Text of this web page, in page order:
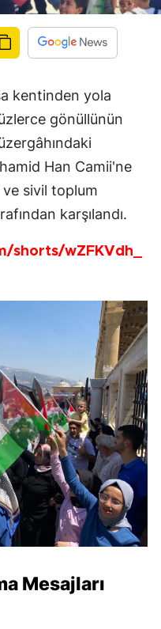
kentinden yola
gönüllünün
Han Camii'ne
ve sivil toplum
karşılandı.
shorts/wZFKVdh_
Mesajları